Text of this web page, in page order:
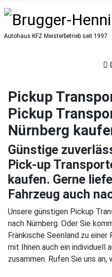
Autohaus KFZ Meisterbetrieb seit 1997
Pickup
Pickup
Nürnberg
Günstige
Pick-up
kaufen. Gerne
Fahrzeug auch
Unsere günstigen Pickup
nach Nürnberg. Oder Sie
Fränkische Seenland zu
mit Ihnen auch ein individuell
zusammen. Rufen Sie uns an,